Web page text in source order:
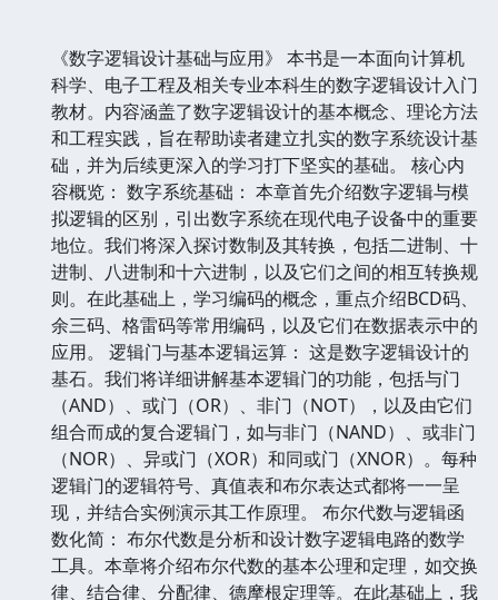
《数字逻辑设计基础与应用》 本书是一本面向计算机
科学、电子工程及相关专业本科生的数字逻辑设计入门
教材。内容涵盖了数字逻辑设计的基本概念、理论方法
和工程实践，旨在帮助读者建立扎实的数字系统设计基
础，并为后续更深入的学习打下坚实的基础。 核心内
容概览： 数字系统基础： 本章首先介绍数字逻辑与模
拟逻辑的区别，引出数字系统在现代电子设备中的重要
地位。我们将深入探讨数制及其转换，包括二进制、十
进制、八进制和十六进制，以及它们之间的相互转换规
则。在此基础上，学习编码的概念，重点介绍BCD码、
余三码、格雷码等常用编码，以及它们在数据表示中的
应用。 逻辑门与基本逻辑运算： 这是数字逻辑设计的
基石。我们将详细讲解基本逻辑门的功能，包括与门
（AND）、或门（OR）、非门（NOT），以及由它们
组合而成的复合逻辑门，如与非门（NAND）、或非门
（NOR）、异或门（XOR）和同或门（XNOR）。每种
逻辑门的逻辑符号、真值表和布尔表达式都将一一呈
现，并结合实例演示其工作原理。 布尔代数与逻辑函
数化简： 布尔代数是分析和设计数字逻辑电路的数学
工具。本章将介绍布尔代数的基本公理和定理，如交换
律、结合律、分配律、德摩根定理等。在此基础上，我